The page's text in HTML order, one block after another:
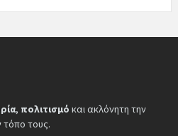
, πολιτισμό και ακλόνητη την
τόπο τους.